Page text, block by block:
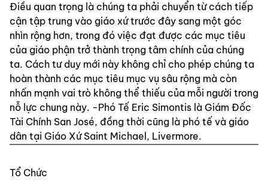
Điều quan trọng là chúng ta phải chuyển từ cách tiếp
cận tập trung vào giáo xứ trước đây sang một góc
nhìn rộng hơn, trong đó việc đạt được các mục tiêu
của giáo phận trở thành trọng tâm chính của chúng
ta. Cách tư duy mới này không chỉ cho phép chúng ta
hoàn thành các mục tiêu mục vụ sâu rộng mà còn
nhấn mạnh vai trò không thể thiếu của mỗi người trong
nỗ lực chung này. -Phó Tế Eric Simontis là Giám Đốc
Tài Chính San José, đồng thời cũng là phó tế và giáo
dân tại Giáo Xứ Saint Michael, Livermore.
Tổ Chức